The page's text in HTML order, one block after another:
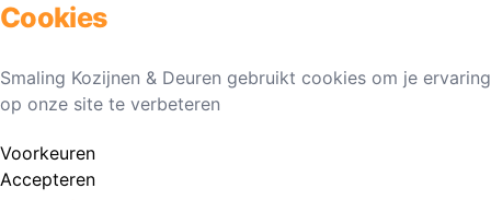
Cookies
Smaling Kozijnen & Deuren gebruikt cookies om je ervaring
op onze site te verbeteren
Voorkeuren
Accepteren